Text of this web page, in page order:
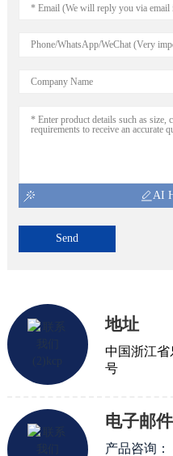
AI
Send
地址
中国浙江省
号
电子邮件
产品咨询：